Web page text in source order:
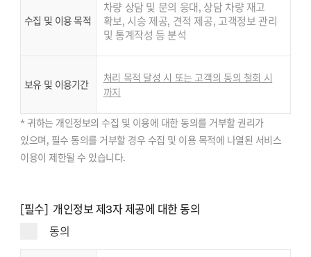
수집 및 이용 목적
차량 상담 및 문의 응대, 상담 차량 재고
확보, 시승 제공, 견적 제공, 고객정보 관리
및 통계작성 등 분석
보유 및 이용기간
처리 목적 달성 시 또는 고객의 동의 철회 시
까지
* 귀하는 개인정보의 수집 및 이용에 대한 동의를 거부할 권리가
있으며, 필수 동의를 거부할 경우 수집 및 이용 목적에 나열된 서비스
이용이 제한될 수 있습니다.
[필수] 개인정보 제3자 제공에 대한 동의
동의